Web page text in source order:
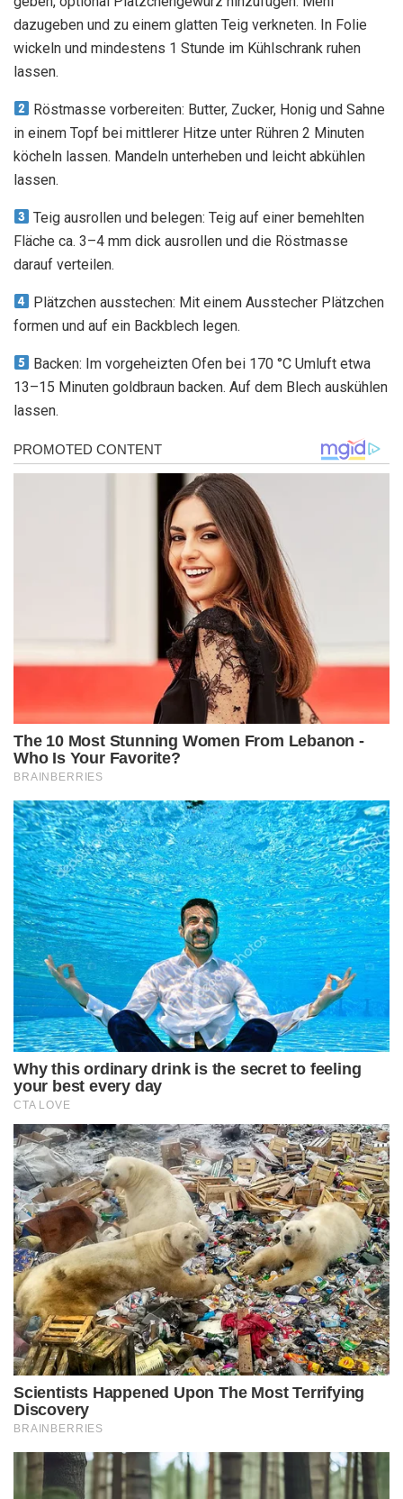
dazugeben und zu einem glatten Teig verkneten. In Folie
wickeln und mindestens 1 Stunde im Kühlschrank ruhen
lassen.
Röstmasse vorbereiten: Butter, Zucker, Honig und Sahne
in einem Topf bei mittlerer Hitze unter Rühren 2 Minuten
köcheln lassen. Mandeln unterheben und leicht abkühlen
lassen.
Teig ausrollen und belegen: Teig auf einer bemehlten
Fläche ca. 3–4 mm dick ausrollen und die Röstmasse
darauf verteilen.
Plätzchen ausstechen: Mit einem Ausstecher Plätzchen
formen und auf ein Backblech legen.
Backen: Im vorgeheizten Ofen bei 170 °C Umluft etwa
13–15 Minuten goldbraun backen. Auf dem Blech auskühlen
lassen.